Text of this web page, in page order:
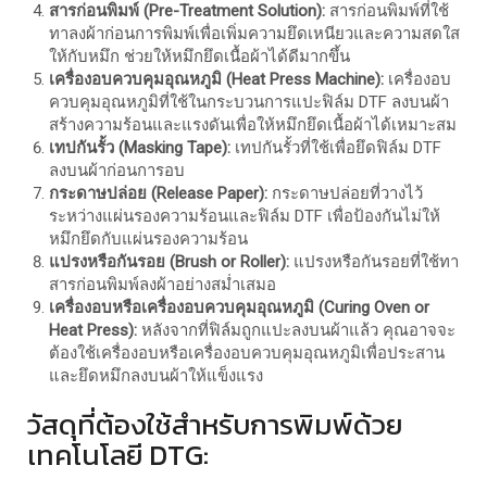
สารก่อนพิมพ์ (Pre-Treatment Solution): สารก่อนพิมพ์ที่ใช้
ทาลงผ้าก่อนการพิมพ์เพื่อเพิ่มความยึดเหนียวและความสดใส
ให้กับหมึก ช่วยให้หมึกยึดเนื้อผ้าได้ดีมากขึ้น
เครื่องอบควบคุมอุณหภูมิ (Heat Press Machine): เครื่องอบ
ควบคุมอุณหภูมิที่ใช้ในกระบวนการแปะฟิล์ม DTF ลงบนผ้า
สร้างความร้อนและแรงดันเพื่อให้หมึกยึดเนื้อผ้าได้เหมาะสม
เทปกันรั้ว (Masking Tape): เทปกันรั้วที่ใช้เพื่อยึดฟิล์ม DTF
ลงบนผ้าก่อนการอบ
กระดาษปล่อย (Release Paper): กระดาษปล่อยที่วางไว้
ระหว่างแผ่นรองความร้อนและฟิล์ม DTF เพื่อป้องกันไม่ให้
หมึกยึดกับแผ่นรองความร้อน
แปรงหรือกันรอย (Brush or Roller): แปรงหรือกันรอยที่ใช้ทา
สารก่อนพิมพ์ลงผ้าอย่างสม่ำเสมอ
เครื่องอบหรือเครื่องอบควบคุมอุณหภูมิ (Curing Oven or
Heat Press): หลังจากที่ฟิล์มถูกแปะลงบนผ้าแล้ว คุณอาจจะ
ต้องใช้เครื่องอบหรือเครื่องอบควบคุมอุณหภูมิเพื่อประสาน
และยึดหมึกลงบนผ้าให้แข็งแรง
วัสดุที่ต้องใช้สำหรับการพิมพ์ด้วย
เทคโนโลยี DTG: